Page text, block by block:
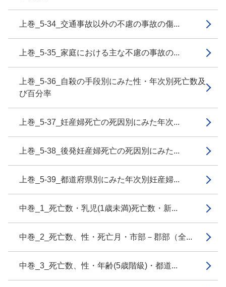
上巻_5-34_交通事故以外の不慮の事故の傷...
上巻_5-35_家庭における主な不慮の事故の...
上巻_5-36_自殺の手段別にみた性・年次別死亡数及
び百分率
上巻_5-37_妊産婦死亡の死因別にみた年次...
上巻_5-38_後発妊産婦死亡の死因別にみた...
上巻_5-39_都道府県別にみた年次別妊産婦...
中巻_1_死亡数・乳児(1歳未満)死亡数・新...
中巻_2_死亡数、性・死亡月・市部－郡部（全...
中巻_3_死亡数、性・年齢(5歳階級)・都道...